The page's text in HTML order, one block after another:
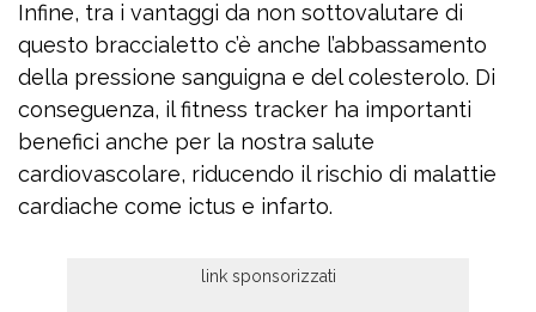
Infine, tra i vantaggi da non sottovalutare di
questo braccialetto c’è anche l’abbassamento
della pressione sanguigna e del colesterolo. Di
conseguenza, il fitness tracker ha importanti
benefici anche per la nostra salute
cardiovascolare, riducendo il rischio di malattie
cardiache come ictus e infarto.